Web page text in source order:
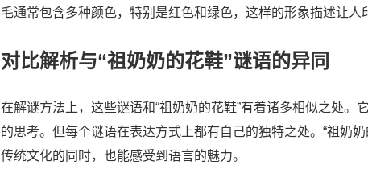
毛通常包含多种颜色，特别是红色和绿色，这样的形象描述让人
对比解析与“祖奶奶的花鞋”谜语的异同
在解谜方法上，这些谜语和“祖奶奶的花鞋”有着诸多相似之处
的思考。但每个谜语在表达方式上都有自己的独特之处。“祖奶
传统文化的同时，也能感受到语言的魅力。